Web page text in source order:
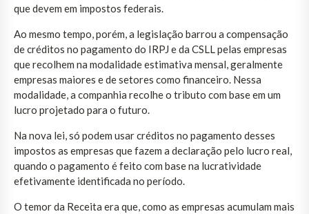
que devem em impostos federais.
Ao mesmo tempo, porém, a legislação barrou a compensação
de créditos no pagamento do IRPJ e da CSLL pelas empresas
que recolhem na modalidade estimativa mensal, geralmente
empresas maiores e de setores como financeiro. Nessa
modalidade, a companhia recolhe o tributo com base em um
lucro projetado para o futuro.
Na nova lei, só podem usar créditos no pagamento desses
impostos as empresas que fazem a declaração pelo lucro real,
quando o pagamento é feito com base na lucratividade
efetivamente identificada no período.
O temor da Receita era que, como as empresas acumulam mais